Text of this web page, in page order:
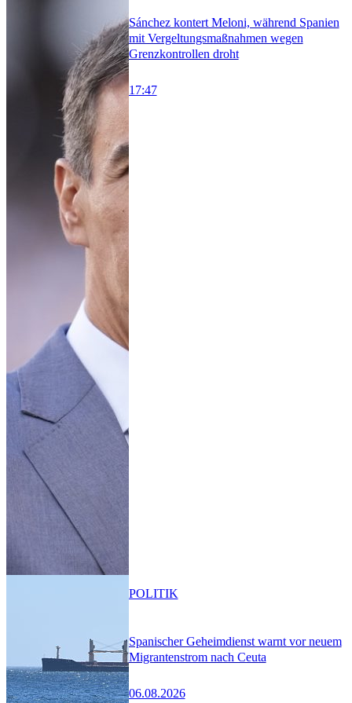
Sánchez kontert Meloni, während Spanien
mit Vergeltungsmaßnahmen wegen
Grenzkontrollen droht
17:47
Spanischer Geheimdienst warnt vor neuem
Migrantenstrom nach Ceuta
06.08.2026
POLITIK